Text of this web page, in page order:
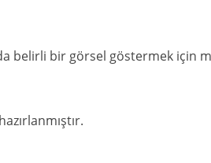
belirli bir görsel göstermek için